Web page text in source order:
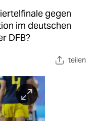
gegen
im deutschen
DFB?
teilen